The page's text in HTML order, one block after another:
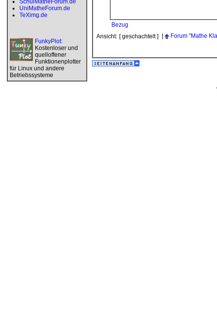
SchulMatheForum.de
UniMatheForum.de
TeXimg.de
FunkyPlot:
Kostenloser und
quelloffener
Funktionenplotter
für Linux und andere
Betriebssysteme
Bezug
Ansicht: [ geschachtelt ] Forum "Mathe